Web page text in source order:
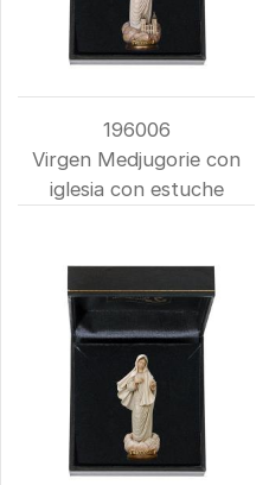
196006
Virgen Medjugorie con
iglesia con estuche